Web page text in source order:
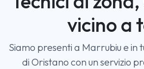
vicino a
Siamo presenti a Marrubiu e in
di Oristano con un servizio